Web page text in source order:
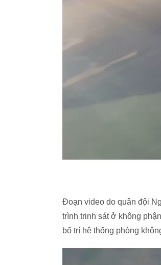
Đoạn video do quân đội
trình trinh sát ở không
bố trí hệ thống phòng